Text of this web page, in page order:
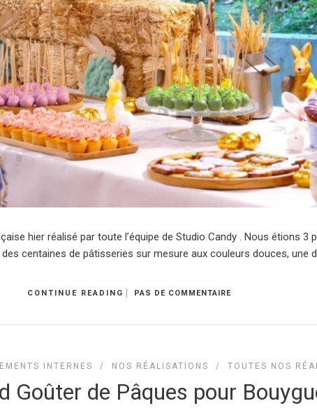
hier réalisé par toute l’équipe de Studio Candy . Nous étions 3
centaines de pâtisseries sur mesure aux couleurs douces, une
CONTINUE READING PAS DE COMMENTAIRE
INTERNES / NOS RÉALISATIONS / TOUTES NOS
Goûter de Pâques pour